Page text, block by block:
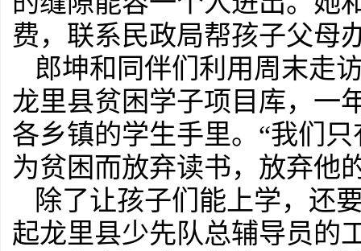
费，联系民政局帮孩子父
郎坤和同伴们利用周末走
龙里县贫困学子项目库，一
各乡镇的学生手里。“我们
为贫困而放弃读书，放弃他
除了让孩子们能上学，还
起龙里县少先队总辅导员的